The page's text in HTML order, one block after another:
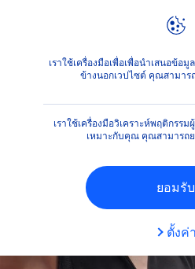
เราใช้เครื่องมือเพื่อเพื่อนำเสนอข้อ
ข้างนอกเวปไซต์ คุณสามาร
เราใช้เครื่องมือวิเคราะห์พฤติกรร
เหมาะกับคุณ คุณสามารถย
ยอมรับ
ตั้งค่า
ไฮไลท์ นีเวีย เมน แบล็ค แอน